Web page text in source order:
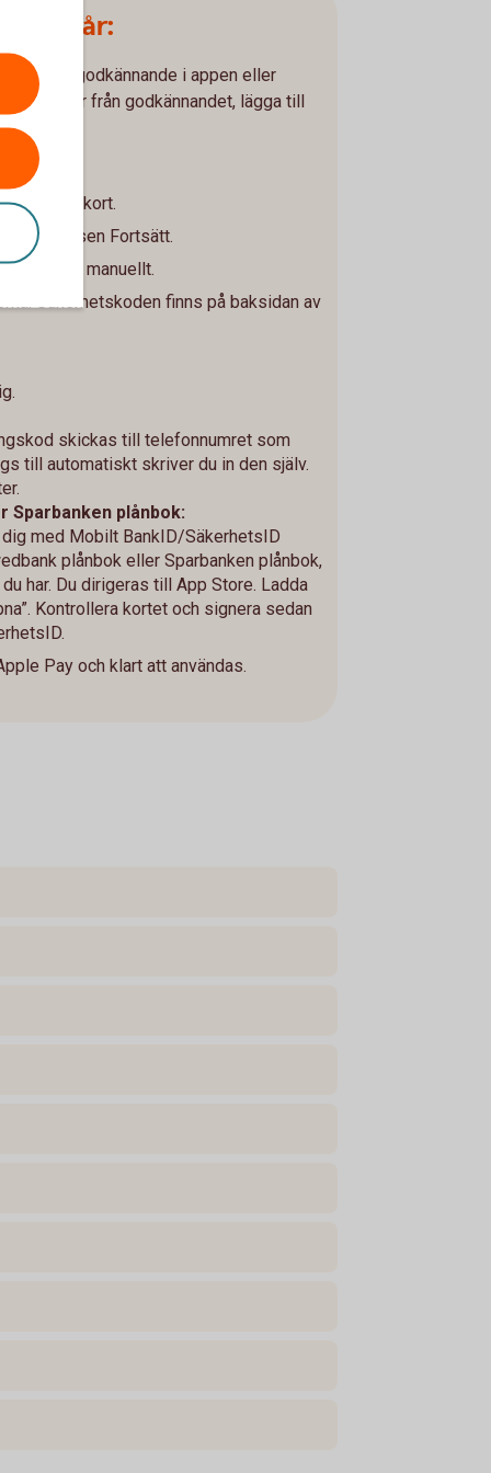
17 år:
lämnat godkännande i appen eller
24 timmar från godkännandet, lägga till
ett nytt kort.
och sen Fortsätt.
manuellt.
Säkerhetskoden finns på baksidan av
skickas till telefonnumret som
till automatiskt skriver du in den själv.
Sparbanken plånbok:
med Mobilt BankID/SäkerhetsID
plånbok eller Sparbanken plånbok,
har. Du dirigeras till App Store. Ladda
Kontrollera kortet och signera sedan
Pay och klart att användas.